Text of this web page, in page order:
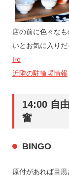
店の前に色々な
いとお気に入りだ
Iro
近隣の駐輪場情報
14:00 自
奮
BINGO
原付があれば目